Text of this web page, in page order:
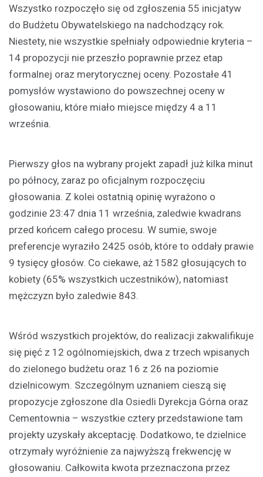
Wszystko rozpoczęło się od zgłoszenia 55 inicjatyw
do Budżetu Obywatelskiego na nadchodzący rok.
Niestety, nie wszystkie spełniały odpowiednie kryteria –
14 propozycji nie przeszło poprawnie przez etap
formalnej oraz merytorycznej oceny. Pozostałe 41
pomysłów wystawiono do powszechnej oceny w
głosowaniu, które miało miejsce między 4 a 11
września.
Pierwszy głos na wybrany projekt zapadł już kilka minut
po północy, zaraz po oficjalnym rozpoczęciu
głosowania. Z kolei ostatnią opinię wyrażono o
godzinie 23:47 dnia 11 września, zaledwie kwadrans
przed końcem całego procesu. W sumie, swoje
preferencje wyraziło 2425 osób, które to oddały prawie
9 tysięcy głosów. Co ciekawe, aż 1582 głosujących to
kobiety (65% wszystkich uczestników), natomiast
mężczyzn było zaledwie 843.
Wśród wszystkich projektów, do realizacji zakwalifikuje
się pięć z 12 ogólnomiejskich, dwa z trzech wpisanych
do zielonego budżetu oraz 16 z 26 na poziomie
dzielnicowym. Szczególnym uznaniem cieszą się
propozycje zgłoszone dla Osiedli Dyrekcja Górna oraz
Cementownia – wszystkie cztery przedstawione tam
projekty uzyskały akceptację. Dodatkowo, te dzielnice
otrzymały wyróżnienie za najwyższą frekwencję w
głosowaniu. Całkowita kwota przeznaczona przez